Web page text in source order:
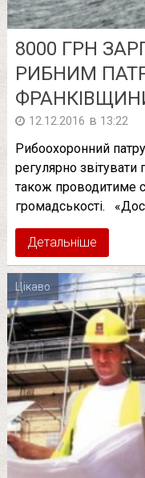
8000 ГРН
РИБНИМ
12.12.2016 в 13:22
Рибоохоронний
регулярно звітувати
також проводитиме
громадськості.
Детальніше
Цікаво